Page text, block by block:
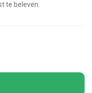
te beleven.